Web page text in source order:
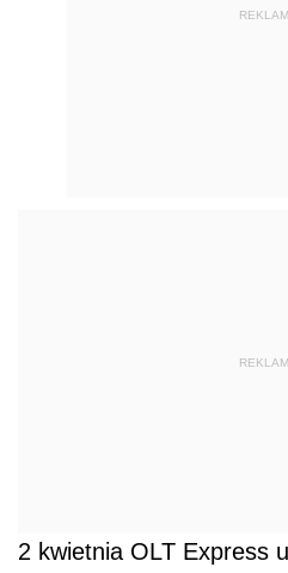
2 kwietnia OLT Express